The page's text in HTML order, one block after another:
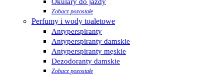
Okulary do jazdy
Zobacz pozostałe
Perfumy i wody toaletowe
Antyperspiranty
Antyperspiranty damskie
Antyperspiranty męskie
Dezodoranty damskie
Zobacz pozostałe